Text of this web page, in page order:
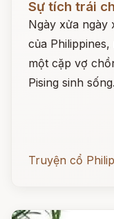
Sự tích trái
Ngày xửa ngày
của
một cặp vợ
Pising sinh sống.
Truyện cổ